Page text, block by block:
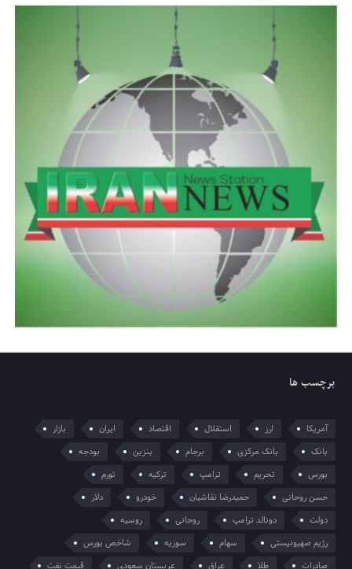
برچسب ها
آمریکا ارز استقلال اقتصاد ایران
بازار
بانک
بانک مرکزی برجام بنزین
بودجه
بورس
تحریم ترامپ ترکیه
تورم
حسن روحانی
حمیدرضا نقاشیان خودرو
دلار
دولت
دونالد ترامپ روحانی
روسیه
رژیم صهیونیستی
سهام سوریه
شاخص بورس
صادرات
طلا عراق عربستان سعودی قیمت نفت